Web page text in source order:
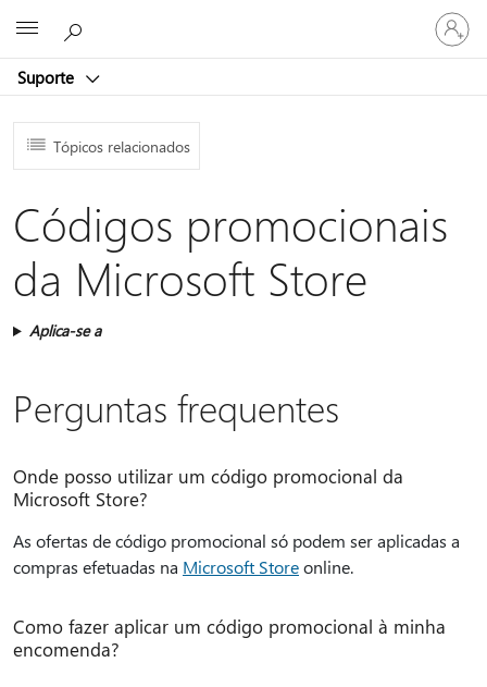
Suporte
Entre
em
sua
Tópicos relacionados
Códigos promocionais
da Microsoft Store
Aplica-se a
Perguntas frequentes
Onde posso utilizar um código promocional da
Microsoft Store?
As ofertas de código promocional só podem ser aplicadas a
compras efetuadas na Microsoft Storeonline.
Como fazer aplicar um código promocional à minha
encomenda?